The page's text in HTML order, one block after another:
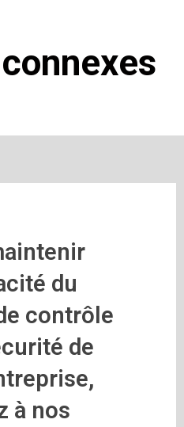
du
contrôle
de
à nos